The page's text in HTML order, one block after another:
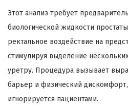
Этот анализ требует
биологической жидкости
ректальное воздействие на
стимулируя выделение
уретру. Процедура вызывает
барьер и физический дискомфорт,
игнорируется пациентами.